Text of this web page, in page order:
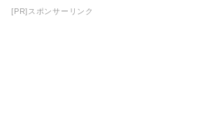
[PR]スポンサーリンク